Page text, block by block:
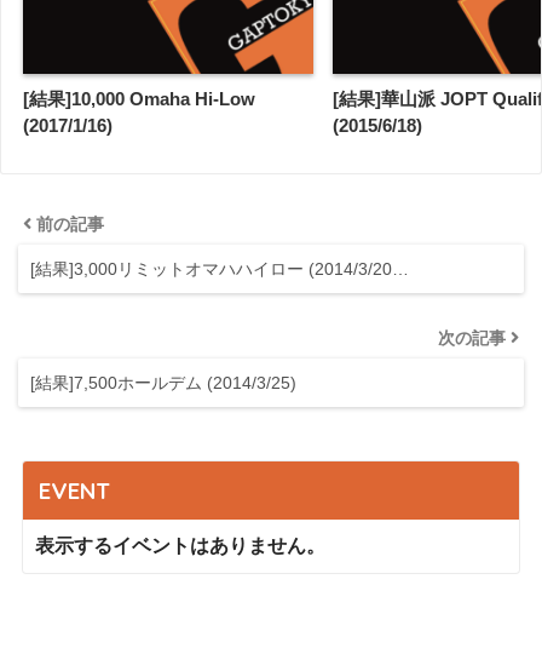
[結果]10,000 Omaha Hi-Low
(2017/1/16)
[結果]華山派 JOPT
(2015/6/18)
前の記事
[結果]3,000リミットオマハハイロー (2014/3/20…
次の記事
[結果]7,500ホールデム (2014/3/25)
EVENT
表示するイベントはありません。